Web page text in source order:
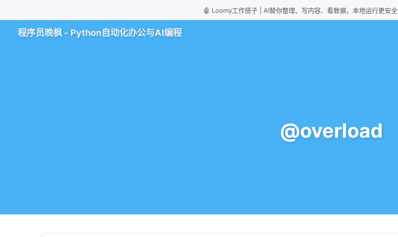
🤖 Loomy工作搭子 | AI替你整理、写内容、看数据，本地运行更安全
程序员晚枫 - Python自动化办公与AI编程
@overload